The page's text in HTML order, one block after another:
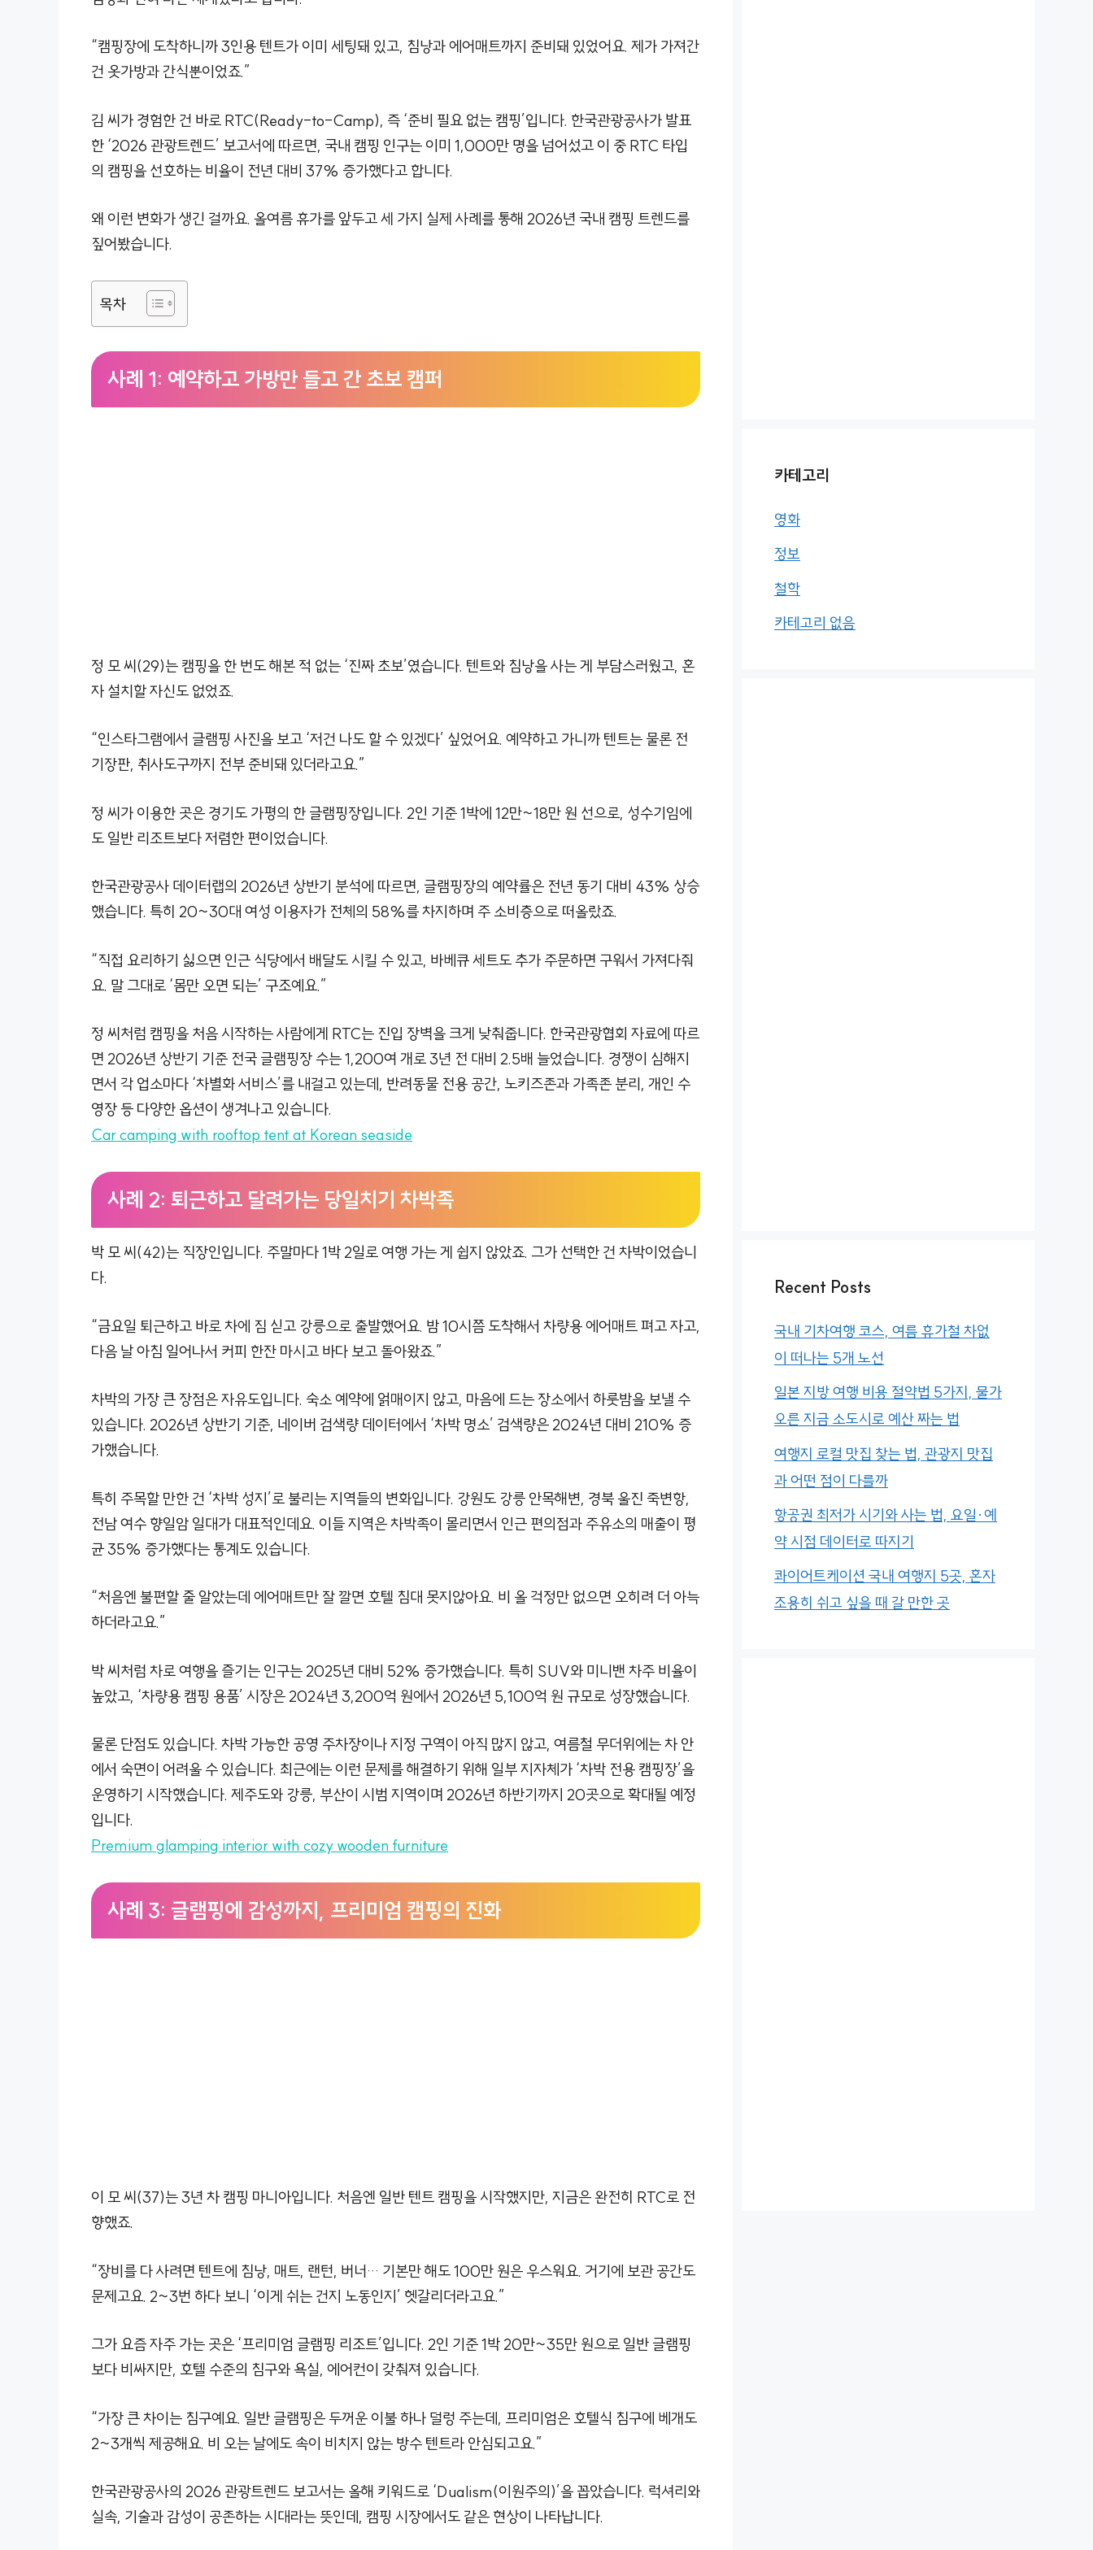
“캠핑장에 도착하니까 3인용 텐트가 이미 세팅돼 있고, 침낭과 에어매트까지 준비돼 있었어요. 제가 가져간
건 옷가방과 간식뿐이었죠.”
김 씨가 경험한 건 바로 RTC(Ready-to-Camp), 즉 ‘준비 필요 없는 캠핑’입니다. 한국관광공사가 발표
한 ‘2026 관광트렌드’ 보고서에 따르면, 국내 캠핑 인구는 이미 1,000만 명을 넘어섰고 이 중 RTC 타입
의 캠핑을 선호하는 비율이 전년 대비 37% 증가했다고 합니다.
왜 이런 변화가 생긴 걸까요. 올여름 휴가를 앞두고 세 가지 실제 사례를 통해 2026년 국내 캠핑 트렌드를
짚어봤습니다.
목차
사례 1: 예약하고 가방만 들고 간 초보 캠퍼
정 모 씨(29)는 캠핑을 한 번도 해본 적 없는 ‘진짜 초보’였습니다. 텐트와 침낭을 사는 게 부담스러웠고, 혼
자 설치할 자신도 없었죠.
“인스타그램에서 글램핑 사진을 보고 ‘저건 나도 할 수 있겠다’ 싶었어요. 예약하고 가니까 텐트는 물론 전
기장판, 취사도구까지 전부 준비돼 있더라고요.”
정 씨가 이용한 곳은 경기도 가평의 한 글램핑장입니다. 2인 기준 1박에 12만~18만 원 선으로, 성수기임에
도 일반 리조트보다 저렴한 편이었습니다.
한국관광공사 데이터랩의 2026년 상반기 분석에 따르면, 글램핑장의 예약률은 전년 동기 대비 43% 상승
했습니다. 특히 20~30대 여성 이용자가 전체의 58%를 차지하며 주 소비층으로 떠올랐죠.
“직접 요리하기 싫으면 인근 식당에서 배달도 시킬 수 있고, 바베큐 세트도 추가 주문하면 구워서 가져다줘
요. 말 그대로 ‘몸만 오면 되는’ 구조예요.”
정 씨처럼 캠핑을 처음 시작하는 사람에게 RTC는 진입 장벽을 크게 낮춰줍니다. 한국관광협회 자료에 따르
면 2026년 상반기 기준 전국 글램핑장 수는 1,200여 개로 3년 전 대비 2.5배 늘었습니다. 경쟁이 심해지
면서 각 업소마다 ‘차별화 서비스’를 내걸고 있는데, 반려동물 전용 공간, 노키즈존과 가족존 분리, 개인 수
영장 등 다양한 옵션이 생겨나고 있습니다.
Car camping with rooftop tent at Korean seaside
사례 2: 퇴근하고 달려가는 당일치기 차박족
박 모 씨(42)는 직장인입니다. 주말마다 1박 2일로 여행 가는 게 쉽지 않았죠. 그가 선택한 건 차박이었습니
다.
“금요일 퇴근하고 바로 차에 짐 싣고 강릉으로 출발했어요. 밤 10시쯤 도착해서 차량용 에어매트 펴고 자고,
다음 날 아침 일어나서 커피 한잔 마시고 바다 보고 돌아왔죠.”
차박의 가장 큰 장점은 자유도입니다. 숙소 예약에 얽매이지 않고, 마음에 드는 장소에서 하룻밤을 보낼 수
있습니다. 2026년 상반기 기준, 네이버 검색량 데이터에서 ‘차박 명소’ 검색량은 2024년 대비 210% 증
가했습니다.
특히 주목할 만한 건 ‘차박 성지’로 불리는 지역들의 변화입니다. 강원도 강릉 안목해변, 경북 울진 죽변항,
전남 여수 향일암 일대가 대표적인데요. 이들 지역은 차박족이 몰리면서 인근 편의점과 주유소의 매출이 평
균 35% 증가했다는 통계도 있습니다.
“처음엔 불편할 줄 알았는데 에어매트만 잘 깔면 호텔 침대 못지않아요. 비 올 걱정만 없으면 오히려 더 아늑
하더라고요.”
박 씨처럼 차로 여행을 즐기는 인구는 2025년 대비 52% 증가했습니다. 특히 SUV와 미니밴 차주 비율이
높았고, ‘차량용 캠핑 용품’ 시장은 2024년 3,200억 원에서 2026년 5,100억 원 규모로 성장했습니다.
물론 단점도 있습니다. 차박 가능한 공영 주차장이나 지정 구역이 아직 많지 않고, 여름철 무더위에는 차 안
에서 숙면이 어려울 수 있습니다. 최근에는 이런 문제를 해결하기 위해 일부 지자체가 ‘차박 전용 캠핑장’을
운영하기 시작했습니다. 제주도와 강릉, 부산이 시범 지역이며 2026년 하반기까지 20곳으로 확대될 예정
입니다.
Premium glamping interior with cozy wooden furniture
사례 3: 글램핑에 감성까지, 프리미엄 캠핑의 진화
이 모 씨(37)는 3년 차 캠핑 마니아입니다. 처음엔 일반 텐트 캠핑을 시작했지만, 지금은 완전히 RTC로 전
향했죠.
“장비를 다 사려면 텐트에 침낭, 매트, 랜턴, 버너… 기본만 해도 100만 원은 우스워요. 거기에 보관 공간도
문제고요. 2~3번 하다 보니 ‘이게 쉬는 건지 노동인지’ 헷갈리더라고요.”
그가 요즘 자주 가는 곳은 ‘프리미엄 글램핑 리조트’입니다. 2인 기준 1박 20만~35만 원으로 일반 글램핑
보다 비싸지만, 호텔 수준의 침구와 욕실, 에어컨이 갖춰져 있습니다.
“가장 큰 차이는 침구예요. 일반 글램핑은 두꺼운 이불 하나 덜렁 주는데, 프리미엄은 호텔식 침구에 베개도
2~3개씩 제공해요. 비 오는 날에도 속이 비치지 않는 방수 텐트라 안심되고요.”
한국관광공사의 2026 관광트렌드 보고서는 올해 키워드로 ‘Dualism(이원주의)’을 꼽았습니다. 럭셔리와
실속, 기술과 감성이 공존하는 시대라는 뜻인데, 캠핑 시장에서도 같은 현상이 나타납니다.
카테고리
영화
정보
철학
카테고리 없음
Recent Posts
국내 기차여행 코스, 여름 휴가철 차없
이 떠나는 5개 노선
일본 지방 여행 비용 절약법 5가지, 물가
오른 지금 소도시로 예산 짜는 법
여행지 로컬 맛집 찾는 법, 관광지 맛집
과 어떤 점이 다를까
항공권 최저가 시기와 사는 법, 요일·예
약 시점 데이터로 따지기
콰이어트케이션 국내 여행지 5곳, 혼자
조용히 쉬고 싶을 때 갈 만한 곳